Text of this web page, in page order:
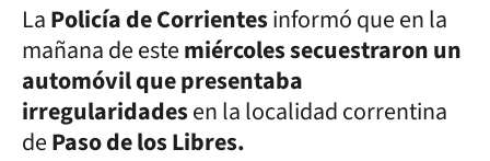
LaPolicía de Corrientesinformó que en la
mañana de estemiércolessecuestraron un
automóvil que presentaba
irregularidadesen la localidad correntina
dePaso de los Libres.